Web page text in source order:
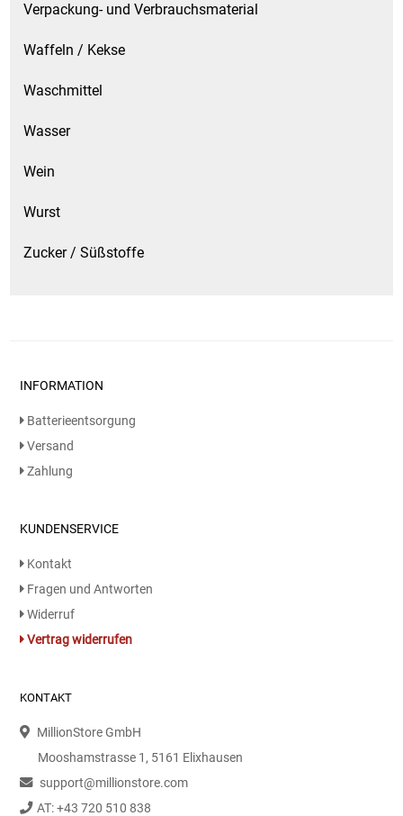
Verpackung- und Verbrauchsmaterial
Waffeln / Kekse
Waschmittel
Wasser
Wein
Wurst
Zucker / Süßstoffe
INFORMATION
Batterieentsorgung
Versand
Zahlung
KUNDENSERVICE
Kontakt
Fragen und Antworten
Widerruf
Vertrag widerrufen
KONTAKT
MillionStore GmbH
Mooshamstrasse 1, 5161 Elixhausen
support@millionstore.com
AT: +43 720 510 838